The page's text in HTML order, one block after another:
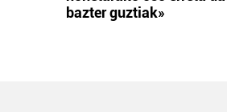
bazter guztiak»